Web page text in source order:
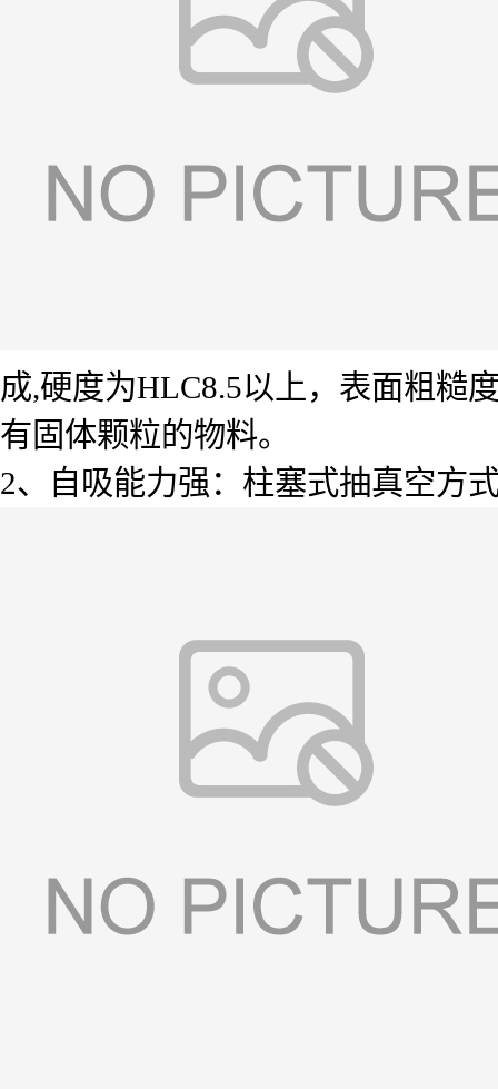
成,硬度为HLC8.5以上，表面粗糙
有固体颗粒的物料。
2、自吸能力强：柱塞式抽真空方